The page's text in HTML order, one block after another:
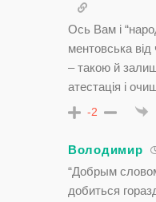
Ось Вам і
ментовська
– такою й
атестація і
-2
Володимир
“Добрым
добиться